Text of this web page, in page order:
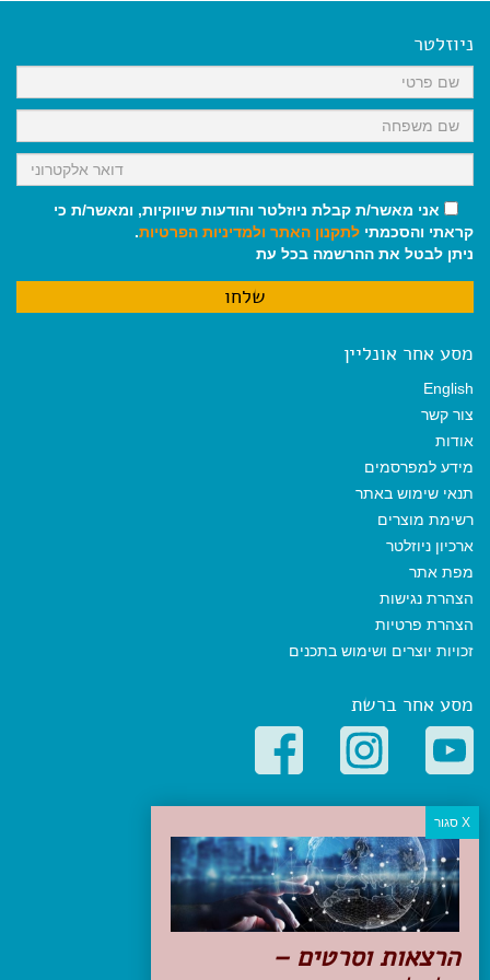
k
p
m
ניוזלטר
אני מאשר/ת קבלת ניוזלטר והודעות שיווקיות, ומאשר/ת כי
קראתי והסכמתי לתקנון האתר ולמדיניות הפרטיות.
ניתן לבטל את ההרשמה בכל עת
מסע אחר אונליין
English
צור קשר
אודות
מידע למפרסמים
תנאי שימוש באתר
רשימת מוצרים
ארכיון ניוזלטר
מפת אתר
הצהרת נגישות
הצהרת פרטיות
זכויות יוצרים ושימוש בתכנים
מסע אחר ברשת
קטגוריות פופולריות
יעדים
טיולים בישראל
מלונות בוטיק בישראל
טיפים והמלצות
הכנות לנסיעה
הרצאות וסרטים –